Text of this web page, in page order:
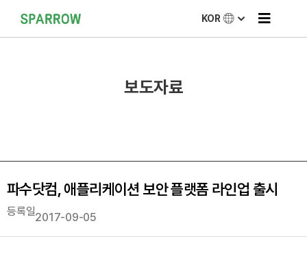
KOR
보도자료
파수닷컴, 애플리케이션 보안 플랫폼 라인업 출시
등록일2017-09-05